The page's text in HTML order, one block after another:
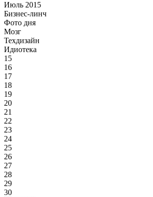
Июль 2015
Бизнес-линч
Фото дня
Мозг
Техдизайн
Идиотека
15
16
17
18
19
20
21
22
23
24
25
26
27
28
29
30